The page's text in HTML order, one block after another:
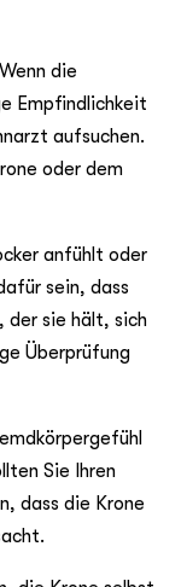
Wenn die
Empfindlichkeit
aufsuchen.
oder dem
anfühlt oder
sein, dass
sie hält, sich
Überprüfung
Sie Ihren
dass die Krone